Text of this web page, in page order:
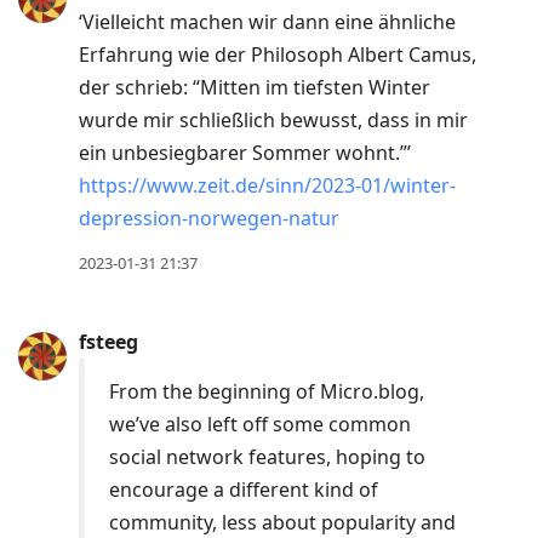
‘Vielleicht machen wir dann eine ähnliche
Erfahrung wie der Philosoph Albert Camus,
der schrieb: “Mitten im tiefsten Winter
wurde mir schließlich bewusst, dass in mir
ein unbesiegbarer Sommer wohnt.”’
https://www.zeit.de/sinn/2023-01/winter-
depression-norwegen-natur
2023-01-31 21:37
fsteeg
From the beginning of Micro.blog,
we’ve also left off some common
social network features, hoping to
encourage a different kind of
community, less about popularity and